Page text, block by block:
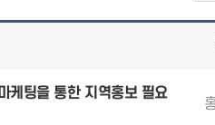
케팅을 통한 지역홍보 필요